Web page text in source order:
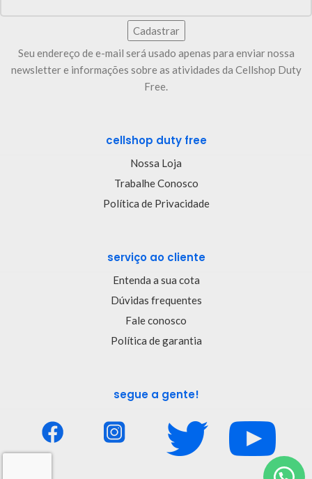
Seu endereço de e-mail será usado apenas para enviar nossa
newsletter e informações sobre as atividades da Cellshop Duty
Free.
cellshop duty free
Nossa Loja
Trabalhe Conosco
Política de Privacidade
serviço ao cliente
Entenda a sua cota
Dúvidas frequentes
Fale conosco
Política de garantia
segue a gente!